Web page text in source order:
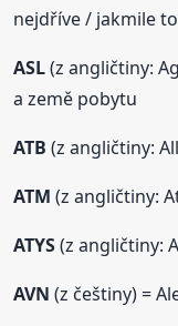
nejdříve / jakmile
ASL(z angličtiny:
a země pobytu
ATB (z angličtiny:
ATM (z angličtiny:
ATYS(z angličtiny:
AVN(z češtiny) =